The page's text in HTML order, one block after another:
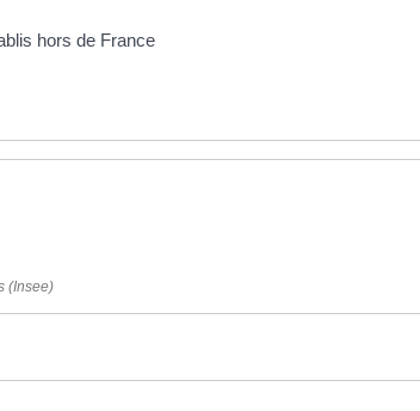
hors de France
(Insee)